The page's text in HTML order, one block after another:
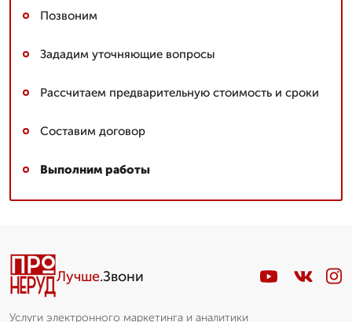
Позвоним
Зададим уточняющие вопросы
Рассчитаем предварительную стоимость и сроки
Составим договор
Выполним работы
Лучше.Звони
Услуги электронного маркетинга и аналитики